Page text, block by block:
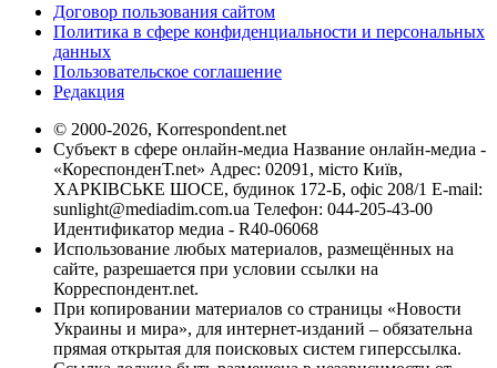
Договор пользования сайтом
Политика в сфере конфиденциальности и персональных
данных
Пользовательское соглашение
Редакция
© 2000-2026, Korrespondent.net
Субъект в сфере онлайн-медиа Название онлайн-медиа -
«КореспонденТ.net» Адрес: 02091, місто Київ,
ХАРКІВСЬКЕ ШОСЕ, будинок 172-Б, офіс 208/1 E-mail:
sunlight@mediadim.com.ua Телефон: 044-205-43-00
Идентификатор медиа - R40-06068
Использование любых материалов, размещённых на
сайте, разрешается при условии ссылки на
Корреспондент.net.
При копировании материалов со страницы «Новости
Украины и мира», для интернет-изданий – обязательна
прямая открытая для поисковых систем гиперссылка.